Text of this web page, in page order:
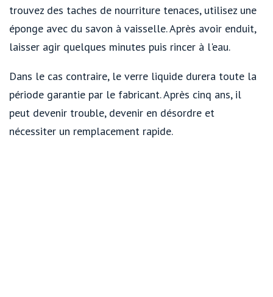
trouvez des taches de nourriture tenaces, utilisez une
éponge avec du savon à vaisselle. Après avoir enduit,
laisser agir quelques minutes puis rincer à l'eau.
Dans le cas contraire, le verre liquide durera toute la
période garantie par le fabricant. Après cinq ans, il
peut devenir trouble, devenir en désordre et
nécessiter un remplacement rapide.